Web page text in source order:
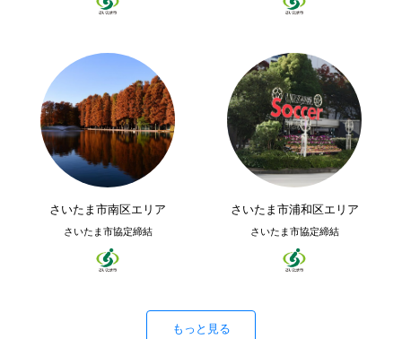
さいたま市南区エリア
さいたま市協定締結
さいたま市浦和区エリア
さいたま市協定締結
もっと見る